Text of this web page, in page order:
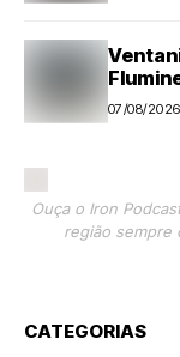
07/08/2026
Ouça o Iron
região sempre
CATEGORIAS